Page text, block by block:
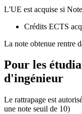
L'UE est acquise si
Crédits ECTS
La note obtenue rentre
Pour les
d'ingénieur
Le rattrapage est
une note seuil de 10)